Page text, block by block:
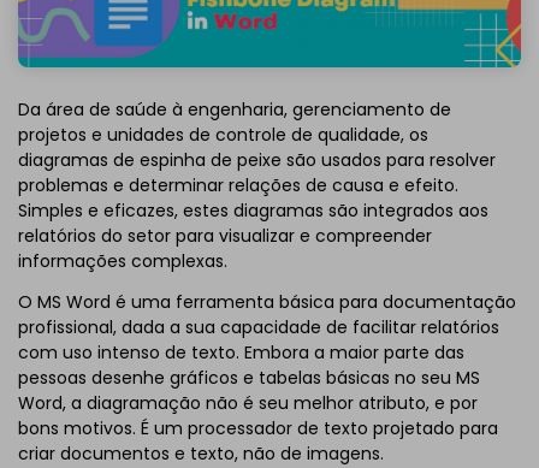
Da área de saúde à engenharia, gerenciamento de
projetos e unidades de controle de qualidade, os
diagramas de espinha de peixe são usados ​​para resolver
problemas e determinar relações de causa e efeito.
Simples e eficazes, estes diagramas são integrados aos
relatórios do setor para visualizar e compreender
informações complexas.
O MS Word é uma ferramenta básica para documentação
profissional, dada a sua capacidade de facilitar relatórios
com uso intenso de texto. Embora a maior parte das
pessoas desenhe gráficos e tabelas básicas no seu MS
Word, a diagramação não é seu melhor atributo, e por
bons motivos. É um processador de texto projetado para
criar documentos e texto, não de imagens.